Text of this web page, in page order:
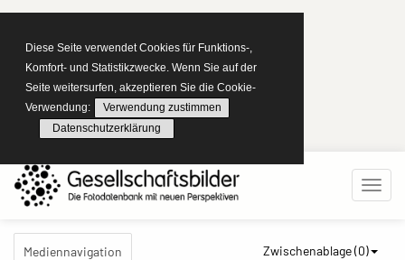
Diese Seite verwendet Cookies für Funktions-,
Komfort- und Statistikzwecke. Wenn Sie auf der
Seite weitersurfen, akzeptieren Sie die Cookie-
Verwendung:
Verwendung zustimmen
Datenschutzerklärung
Mediennavigation Zwischenablage (0)